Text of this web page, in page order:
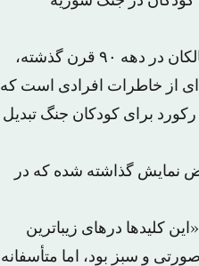
خاطرات کودکی یاسمینکو خلیلوویچ بنیانگذار و مؤسس این موزه در جنگ بالکان در دهه ۹۰ قرن گذشته،
از خاطرات افرادی است که
برای کودکان جنگ تبدیل
نمایش گذاشته شده که در
«این کلیدها درهای زیباترین
و سبز بود، اما متأسفانه